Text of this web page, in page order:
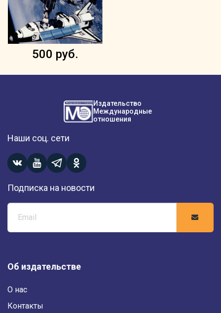
500 руб.
Издательство
Международные
отношения
Наши соц. сети
Подписка на новости
Об издательстве
О нас
Контакты